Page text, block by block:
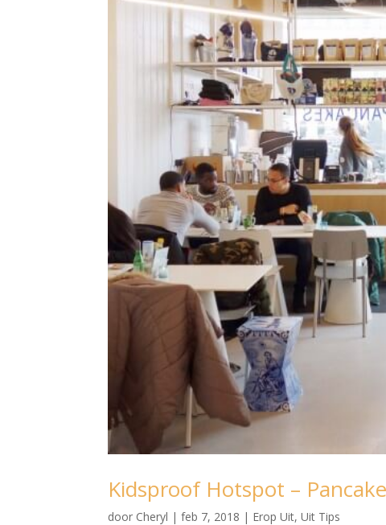
Kidsproof Hotspot –
door Cheryl |feb 7, 2018 | Erop Uit,Uit Tips